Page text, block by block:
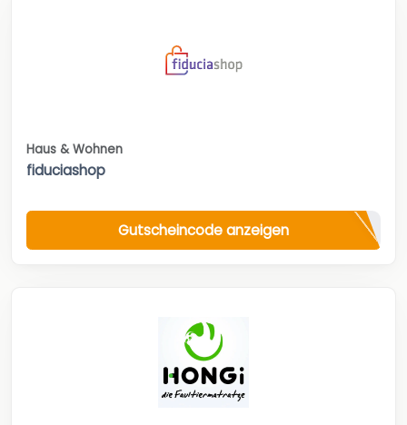
Haus & Wohnen
fiduciashop
Gutscheincode anzeigen